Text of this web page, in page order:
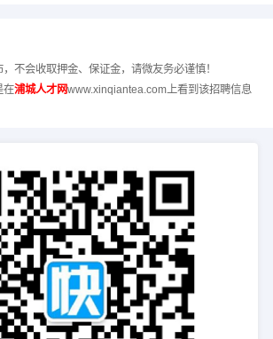
不会收取押金、保证金，请微友务必谨慎！
在浦城人才网www.xinqiantea.com上看到该招聘信息